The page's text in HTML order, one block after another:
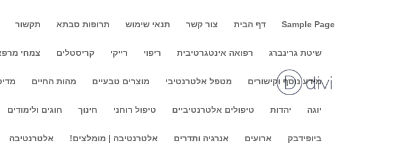
Sample Page דף הבית צור קשר תנאי שימוש תרופות סבתא תקשור
שיטת גרינברג רפואה אינטגרטיבית ריפוי רייקי קריסטלים צמחי
מידע נוסף וקישורים מטפל אלטרנטיבי מוצרים טבעיים מהות החיים
יוגה יהדות טיפולים אלטרנטיביים טיפול רוחני חינוך חוגים ולימודים
ביופידבק ארועים אנרגיה ותדרים אלטרנטיבה | מומלצים! אלטרנטיבה
סדנא לקריאה בקפה עם ג'בר חביש
בדרך אינטואיטיבת, שיטתית,...